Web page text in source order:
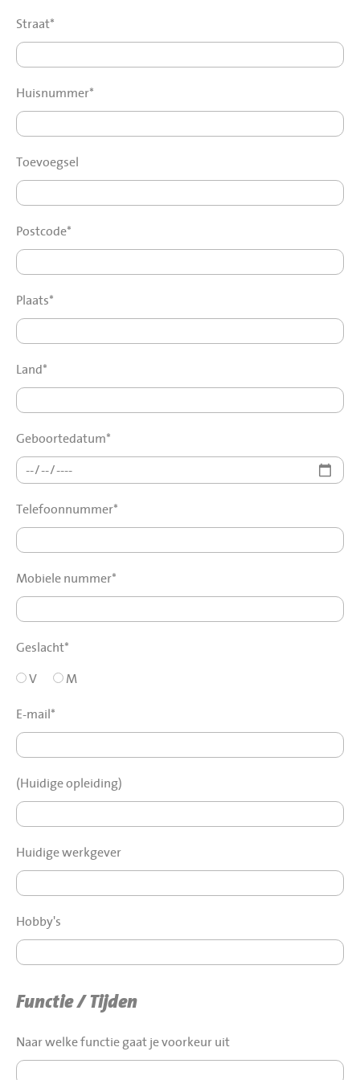
Straat*
Huisnummer*
Toevoegsel
Postcode*
Plaats*
Land*
Geboortedatum*
Telefoonnummer*
Mobiele nummer*
Geslacht*
V M
E-mail*
(Huidige opleiding)
Huidige werkgever
Hobby's
Functie / Tijden
Naar welke functie gaat je voorkeur uit